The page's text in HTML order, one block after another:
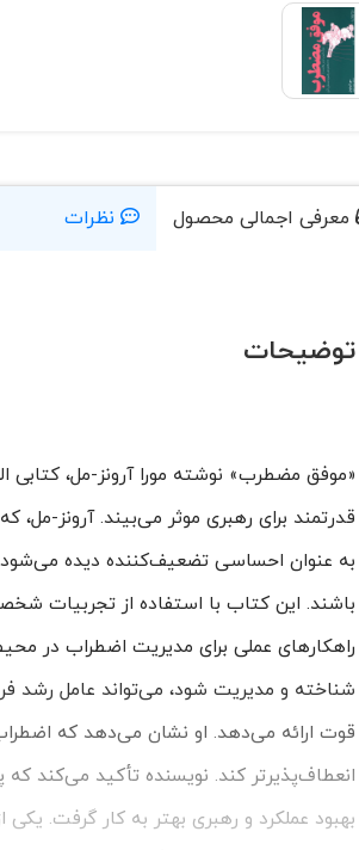
معرفی اجمالی محصول نظرات
توضیحات
«موفق مضطرب» نوشته مورا آرونز-مل، کتابی
قدرتمند برای رهبری موثر می‌بیند. آرونز-
به عنوان احساسی تضعیف‌کننده دیده
باشند. این کتاب با استفاده از تجربیات
راهکارهای عملی برای مدیریت اضطراب در
شناخته و مدیریت شود، می‌تواند عامل رشد
قوت ارائه می‌دهد. او نشان می‌دهد که
انعطاف‌پذیرتر کند. نویسنده تأکید می‌کند
بهبود عملکرد و رهبری بهتر به کار گرفت.